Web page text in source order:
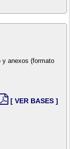
y anexos (formato
[ VER BASES ]